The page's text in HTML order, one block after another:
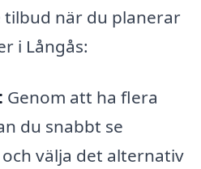
när du planerar
i Långås:
Genom att ha flera
du snabbt se
välja det alternativ